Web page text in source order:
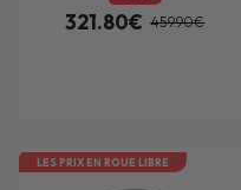
321.80€ 459.90€
LES PRIX EN ROUE LIBRE